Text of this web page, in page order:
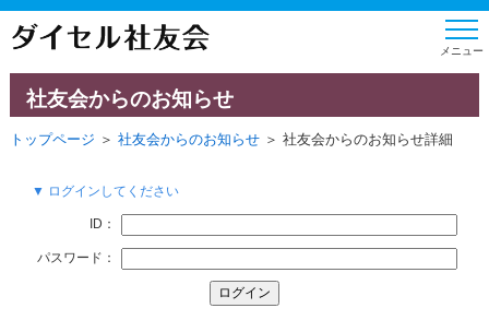
社友会からのお知らせ
トップページ ＞ 社友会からのお知らせ＞ 社友会からのお知らせ詳細
▼ ログインしてください
ID：
パスワード：